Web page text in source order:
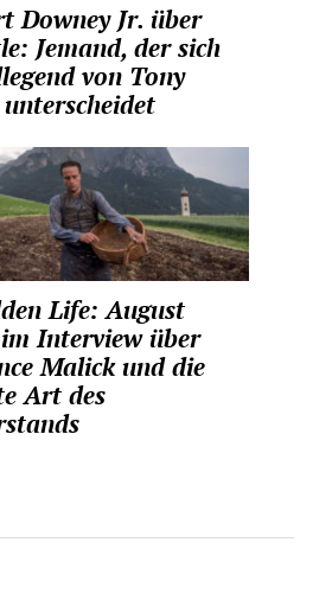
Downey Jr. über
Jemand, der sich
von Tony
Life: August
Interview über
Malick und die
Art des